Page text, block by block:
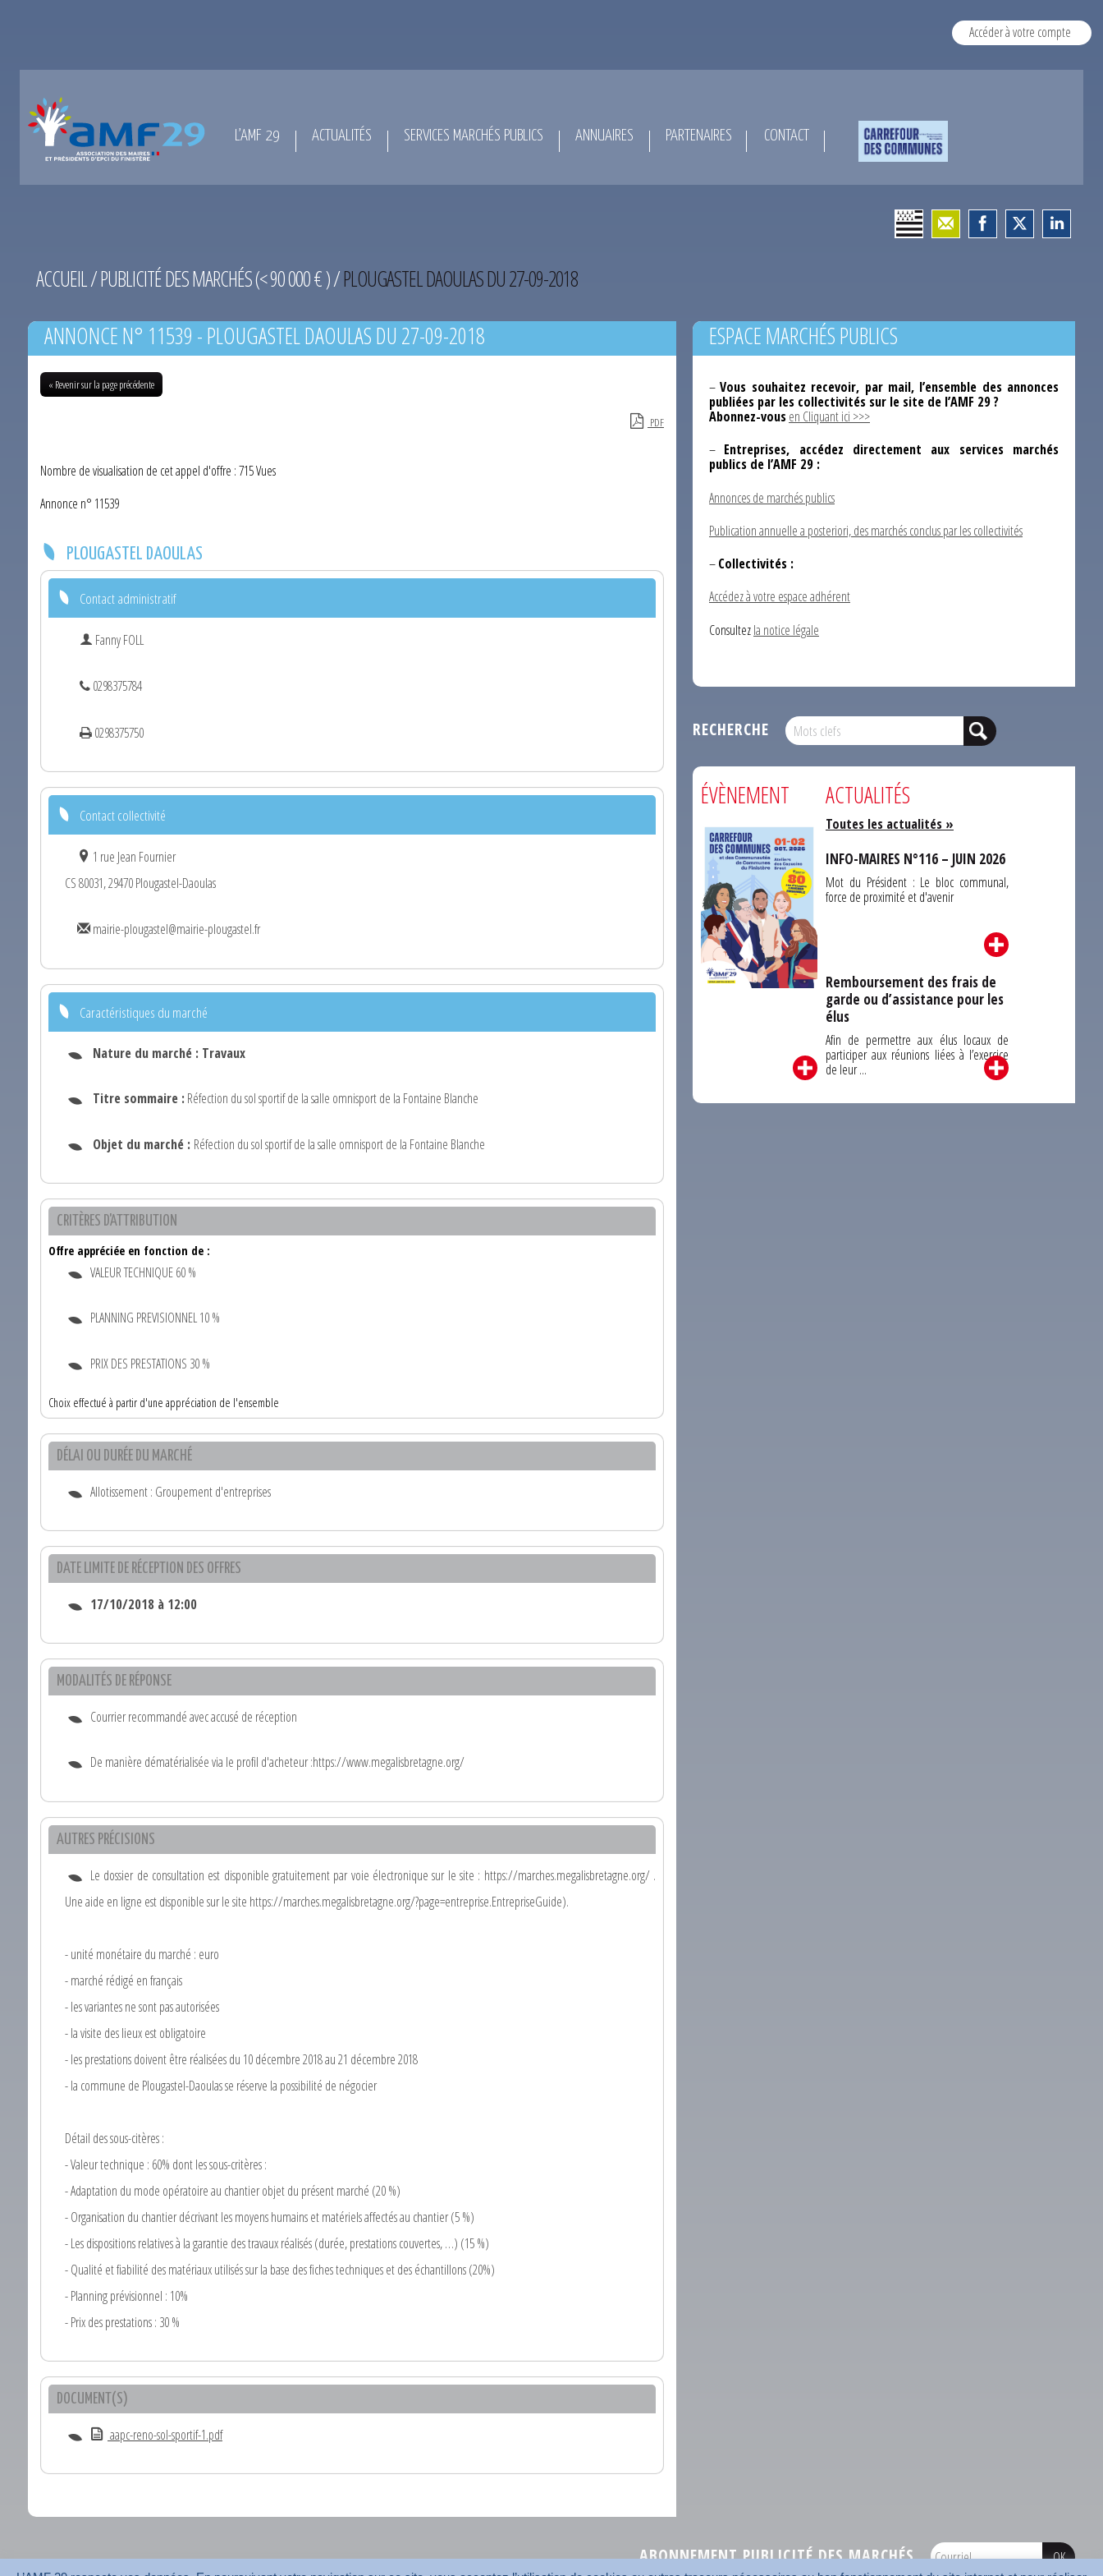
Accéder à votre compte
L’AMF 29 ACTUALITÉS SERVICES MARCHÉS PUBLICS ANNUAIRES PARTENAIRES CONTACT
ACCUEIL/PUBLICITÉ DES MARCHÉS (< 90 000 € )/PLOUGASTEL DAOULAS DU 27-09-2018
ANNONCE N° 11539 - PLOUGASTEL DAOULAS DU 27-09-2018
« Revenir sur la page précédente
PDF
Nombre de visualisation de cet appel d'offre : 715 Vues
Annonce n° 11539
PLOUGASTEL DAOULAS
Contact administratif
Fanny FOLL
0298375784
0298375750
Contact collectivité
1 rue Jean Fournier
CS 80031, 29470 Plougastel-Daoulas
mairie-plougastel@mairie-plougastel.fr
Caractéristiques du marché
Nature du marché : Travaux
Titre sommaire : Réfection du sol sportif de la salle omnisport de la Fontaine Blanche
Objet du marché : Réfection du sol sportif de la salle omnisport de la Fontaine Blanche
CRITÈRES D'ATTRIBUTION
Offre appréciée en fonction de :
VALEUR TECHNIQUE 60 %
PLANNING PREVISIONNEL 10 %
PRIX DES PRESTATIONS 30 %
Choix effectué à partir d'une appréciation de l'ensemble
DÉLAI OU DURÉE DU MARCHÉ
Allotissement : Groupement d'entreprises
DATE LIMITE DE RÉCEPTION DES OFFRES
17/10/2018 à 12:00
MODALITÉS DE RÉPONSE
Courrier recommandé avec accusé de réception
De manière dématérialisée via le profil d'acheteur :https://www.megalisbretagne.org/
AUTRES PRÉCISIONS
Le dossier de consultation est disponible gratuitement par voie électronique sur le site : https://marches.megalisbretagne.org/ .
Une aide en ligne est disponible sur le site https://marches.megalisbretagne.org/?page=entreprise.EntrepriseGuide).
- unité monétaire du marché : euro
- marché rédigé en français
- les variantes ne sont pas autorisées
- la visite des lieux est obligatoire
- les prestations doivent être réalisées du 10 décembre 2018 au 21 décembre 2018
- la commune de Plougastel-Daoulas se réserve la possibilité de négocier
Détail des sous-citères :
- Valeur technique : 60% dont les sous-critères :
- Adaptation du mode opératoire au chantier objet du présent marché (20 %)
- Organisation du chantier décrivant les moyens humains et matériels affectés au chantier (5 %)
- Les dispositions relatives à la garantie des travaux réalisés (durée, prestations couvertes, …) (15 %)
- Qualité et fiabilité des matériaux utilisés sur la base des fiches techniques et des échantillons (20%)
- Planning prévisionnel : 10%
- Prix des prestations : 30 %
DOCUMENT(S)
aapc-reno-sol-sportif-1.pdf
ESPACE MARCHÉS PUBLICS
–Vous souhaitez recevoir, par mail, l’ensemble des annonces
publiées par les collectivités sur le site de l’AMF 29 ?
Abonnez-vousen Cliquant ici >>>
– Entreprises, accédez directement aux services marchés
publics de l’AMF 29 :
Annonces de marchés publics
Publication annuelle a posteriori, des marchés conclus par les collectivités
–Collectivités :
Accédez à votre espace adhérent
Consultezla notice légale
RECHERCHE
ÉVÈNEMENT ACTUALITÉS
Toutes les actualités »
INFO-MAIRES N°116 – JUIN 2026
Mot du Président : Le bloc communal,
force de proximité et d'avenir
Remboursement des frais de
garde ou d’assistance pour les
élus
Afin de permettre aux élus locaux de
participer aux réunions liées à l’exercice
de leur ...
ABONNEMENT PUBLICITÉ DES MARCHÉS